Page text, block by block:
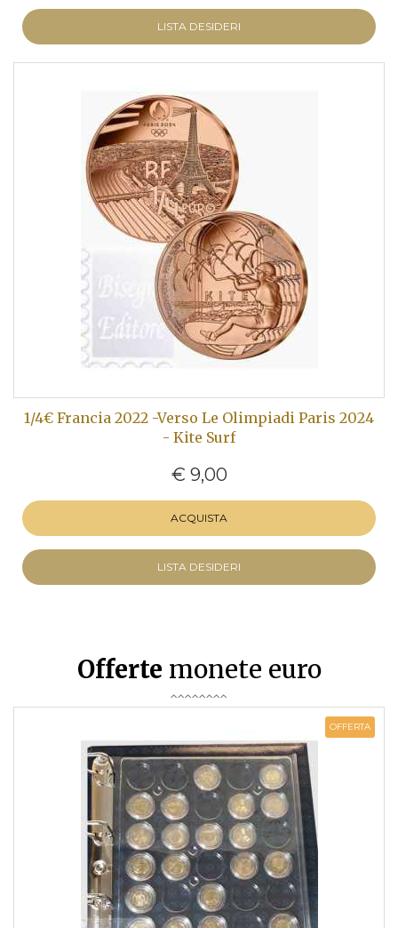
LISTA DESIDERI
1/4€ Francia 2022 -Verso Le Olimpiadi Paris 2024
- Kite Surf
€ 9,00
ACQUISTA
LISTA DESIDERI
Offerte monete euro
OFFERTA